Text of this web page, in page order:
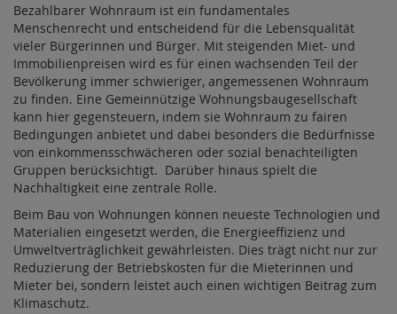
Bezahlbarer Wohnraum ist ein fundamentales
Menschenrecht und entscheidend für die Lebensqualität
vieler Bürgerinnen und Bürger. Mit steigenden Miet- und
Immobilienpreisen wird es für einen wachsenden Teil der
Bevölkerung immer schwieriger, angemessenen Wohnraum
zu finden. Eine Gemeinnützige Wohnungsbaugesellschaft
kann hier gegensteuern, indem sie Wohnraum zu fairen
Bedingungen anbietet und dabei besonders die Bedürfnisse
von einkommensschwächeren oder sozial benachteiligten
Gruppen berücksichtigt. Darüber hinaus spielt die
Nachhaltigkeit eine zentrale Rolle.
Beim Bau von Wohnungen können neueste Technologien und
Materialien eingesetzt werden, die Energieeffizienz und
Umweltverträglichkeit gewährleisten. Dies trägt nicht nur zur
Reduzierung der Betriebskosten für die Mieterinnen und
Mieter bei, sondern leistet auch einen wichtigen Beitrag zum
Klimaschutz.